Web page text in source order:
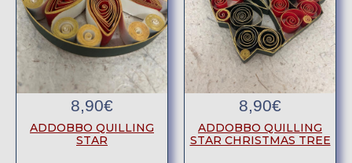
8,90€
ADDOBBO QUILLING
STAR
8,90€
ADDOBBO QUILLING
STAR CHRISTMAS TREE